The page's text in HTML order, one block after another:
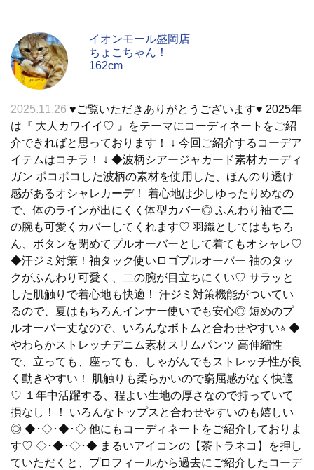
イオンモール盛岡店
ちょこちゃん！
162cm
2025.11.26 ♥︎ご覧いただきありがとうございます♥︎ 2025年
は『 大人カワイイ♡ 』をテーマにコーディネートをご紹
介できればと思っております！ ↓ 今回ご紹介するコーデア
イテムはコチラ！ ↓ ◆波柄シアージャカード素材カーディ
ガン ポコポコした波柄の素材を使用した、ほんのり透け
感があるオシャレカーデ！ 着心地は少しゆったりめなの
で、体のラインが出にくく体型カバー◎ ふんわり袖で二
の腕も可愛くカバーしてくれます♡ 羽織としてはもちろ
ん、ボタンを閉めてプルオーバーとして着てもオシャレ♡
◆汗ジミ対策！袖タック使いロゴプルオーバー 袖のタッ
クがふんわり可愛く、二の腕が目立ちにくい♡ サラッと
した肌触りで着心地も快適！ 汗ジミ対策機能がついてい
るので、夏はもちろんインナー使いでも安心◎ 短めのプ
ルオーバー丈なので、いろんなボトムと合わせやすい⭐︎ ◆
やわらかストレッチデニム素材スリムパンツ 高伸縮性
で、立っても、座っても、しゃがんでもストレッチ性が良
く動きやすい！ 肌触りも柔らかいので窮屈感がなく快適
♡ １年中活躍する、程よい生地の厚さなので持っていて
損なし！！ いろんなトップスと合わせやすいのも嬉しい
◎ ◆･◇･◆･◇ 他にもコーディネートをご紹介しておりま
す♡ ◇･◆･◇･◆ まるいアイコンの【茶トラネコ】を押し
ていただくと、プロフィールから過去にご紹介したコーデ